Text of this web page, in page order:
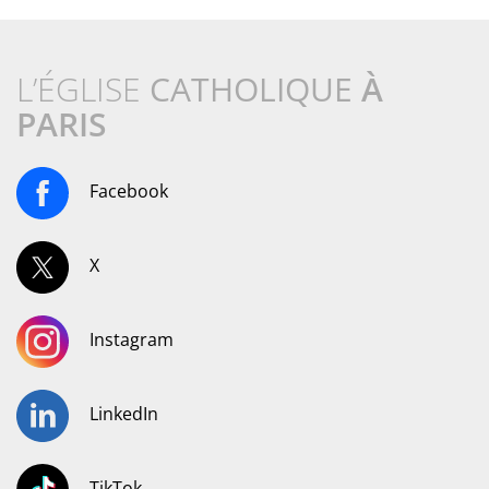
L’ÉGLISE CATHOLIQUE À
PARIS
Facebook
X
Instagram
LinkedIn